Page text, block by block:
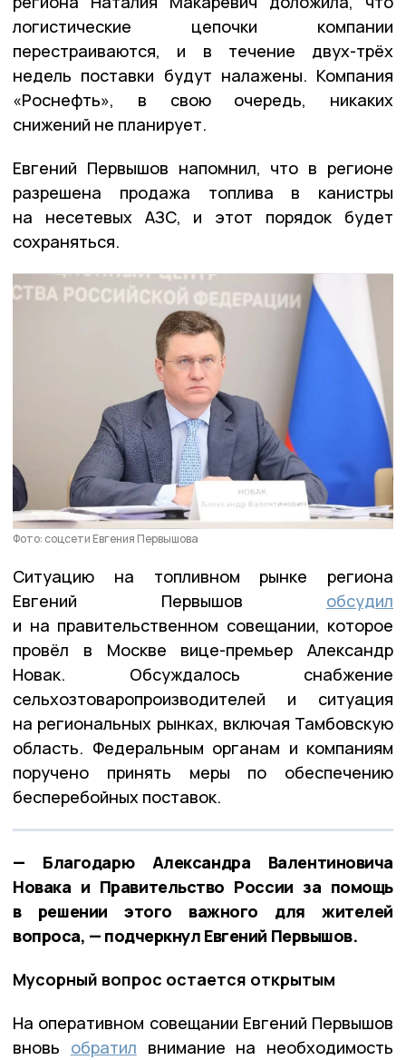
логистические цепочки компании
перестраиваются, и в течение двух-трёх
недель поставки будут налажены. Компания
«Роснефть», в свою очередь, никаких
снижений не планирует.
Евгений Первышов напомнил, что в регионе
разрешена продажа топлива в канистры
на несетевых АЗС, и этот порядок будет
сохраняться.
Фото: соцсети Евгения Первышова
Ситуацию на топливном рынке региона
Евгений Первышов обсудил
и на правительственном совещании, которое
провёл в Москве вице-премьер Александр
Новак. Обсуждалось снабжение
сельхозтоваропроизводителей и ситуация
на региональных рынках, включая Тамбовскую
область. Федеральным органам и компаниям
поручено принять меры по обеспечению
бесперебойных поставок.
— Благодарю Александра Валентиновича
Новака и Правительство России за помощь
в решении этого важного для жителей
вопроса, — подчеркнул Евгений Первышов.
Мусорный вопрос остается открытым
На оперативном совещании Евгений Первышов
вновь обратил внимание на необходимость